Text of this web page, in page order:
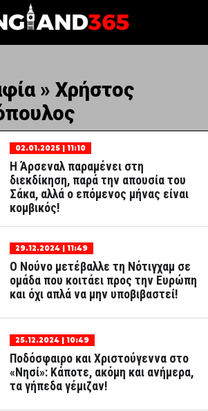
» Χρήστος
02.01.2025 | 11:10
Η Άρσεναλ παραμένει στη
διεκδίκηση, παρά την απουσία του
Σάκα, αλλά ο επόμενος μήνας είναι
κομβικός!
29.12.2024 | 11:49
Ο Νούνο μετέβαλλε τη Νότιγχαμ σε
ομάδα που κοιτάει προς την Ευρώπη
και όχι απλά να μην υποβιβαστεί!
25.12.2024 | 10:49
Ποδόσφαιρο και Χριστούγεννα στο
«Νησί»: Κάποτε, ακόμη και ανήμερα,
τα γήπεδα γέμιζαν!